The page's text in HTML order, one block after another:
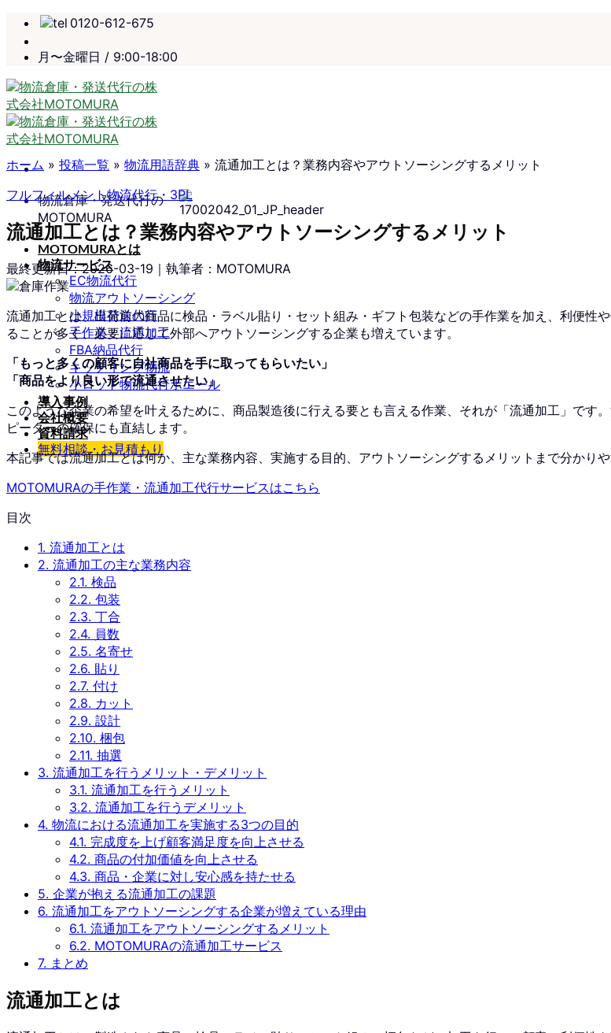
Skip
content
0120-612-675
月〜金曜日 / 9:00-18:00
物流倉庫・発送代行の
MOTOMURA
MOTOMURAとは
物流サービス
EC物流代行
物流アウトソーシング
小規模発送代行
手作業・流通加工
FBA納品代行
キッティング物流
小ロット物流代行ホエール
導入事例
会社概要
資料請求
無料相談・お見積もり
ホーム » 投稿一覧 » 物流用語辞典 » 流通加工とは？業務内容やアウトソーシングするメリット
フルフィルメント物流代行・3PL
流通加工とは？業務内容やアウトソーシングするメリット
最終更新日：2026-03-19 ｜執筆者：MOTOMURA
流通加工とは、出荷前の商品に検品・ラベル貼り・セット組み・ギフト包装などの手作業を加え、利便
ることが多く、必要に応じて外部へアウトソーシングする企業も増えています。
「もっと多くの顧客に自社商品を手に取ってもらいたい」
「商品をより良い形で流通させたい」
このような企業の希望を叶えるために、商品製造後に行える要とも言える作業、それが「流通加工」です
ピーターの確保にも直結します。
本記事では流通加工とは何か、主な業務内容、実施する目的、アウトソーシングするメリットまで分かりや
MOTOMURAの手作業・流通加工代行サービスはこちら
目次
1. 流通加工とは
2. 流通加工の主な業務内容
2.1. 検品
2.2. 包装
2.3. 丁合
2.4. 員数
2.5. 名寄せ
2.6. 貼り
2.7. 付け
2.8. カット
2.9. 設計
2.10. 梱包
2.11. 抽選
3. 流通加工を行うメリット・デメリット
3.1. 流通加工を行うメリット
3.2. 流通加工を行うデメリット
4. 物流における流通加工を実施する3つの目的
4.1. 完成度を上げ顧客満足度を向上させる
4.2. 商品の付加価値を向上させる
4.3. 商品・企業に対し安心感を持たせる
5. 企業が抱える流通加工の課題
6. 流通加工をアウトソーシングする企業が増えている理由
6.1. 流通加工をアウトソーシングするメリット
6.2. MOTOMURAの流通加工サービス
7. まとめ
流通加工とは